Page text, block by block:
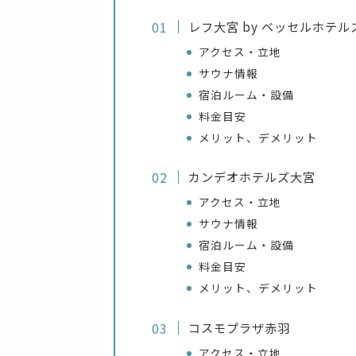
レフ大宮 by ベッセルホテル
アクセス・立地
サウナ情報
宿泊ルーム・設備
料金目安
メリット、デメリット
カンデオホテルズ大宮
アクセス・立地
サウナ情報
宿泊ルーム・設備
料金目安
メリット、デメリット
コスモプラザ赤羽
アクセス・立地